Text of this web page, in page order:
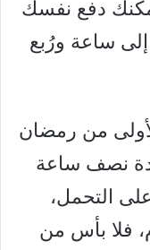
دفع نفسك
ساعة ورُبع
الأولى من رمضان
نصف ساعة
التحمل،
فلا بأس من